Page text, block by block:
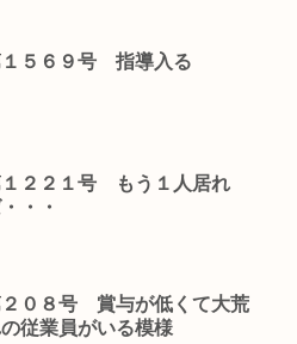
５６９号 指導入る
２２１号 もう１人居れ
・・
０８号 賞与が低くて大荒
従業員がいる模様